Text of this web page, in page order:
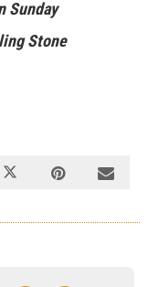
Sunday
Stone